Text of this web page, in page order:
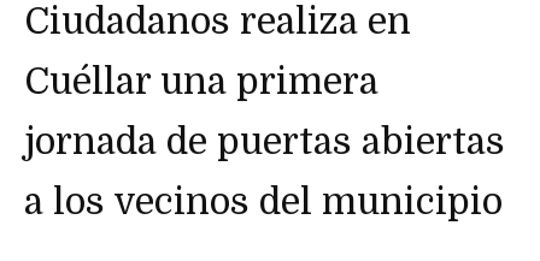
Ciudadanos realiza en
Cuéllar una primera
jornada de puertas abiertas
a los vecinos del municipio